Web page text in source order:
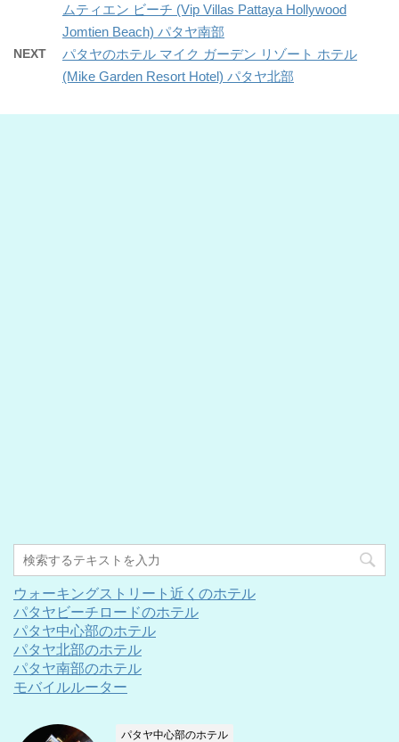
ムティエン ビーチ (Vip Villas Pattaya Hollywood
Jomtien Beach) パタヤ南部
NEXT
パタヤのホテル マイク ガーデン リゾート ホテル
(Mike Garden Resort Hotel) パタヤ北部
ウォーキングストリート近くのホテル
パタヤビーチロードのホテル
パタヤ中心部のホテル
パタヤ北部のホテル
パタヤ南部のホテル
モバイルルーター
パタヤ中心部のホテル